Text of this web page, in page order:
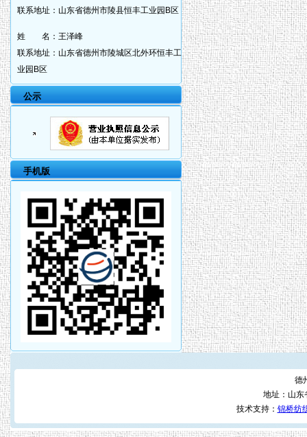
联系地址： 山东省德州市陵县恒丰工业园B区
姓 名： 王泽峰
联系地址： 山东省德州市陵城区北外环恒丰工
业园B区
公示
手机版
德
地址：山东
技术支持： 锦桥纺